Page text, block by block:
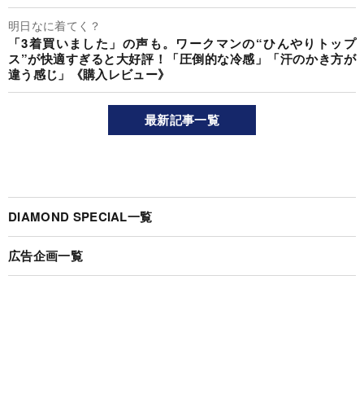
明日なに着てく？
「3着買いました」の声も。ワークマンの“ひんやりトップ
ス”が快適すぎると大好評！「圧倒的な冷感」「汗のかき方が
違う感じ」《購入レビュー》
最新記事一覧
DIAMOND SPECIAL一覧
広告企画一覧